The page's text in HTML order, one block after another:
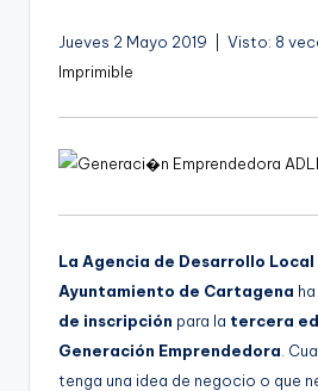
Jueves 2 Mayo 2019 | Visto: 8
Imprimible
La Agencia de Desarrollo Local
Ayuntamiento de Cartagena ha
de inscripción para la tercera
Generación Emprendedora .
tenga una idea de negocio o que